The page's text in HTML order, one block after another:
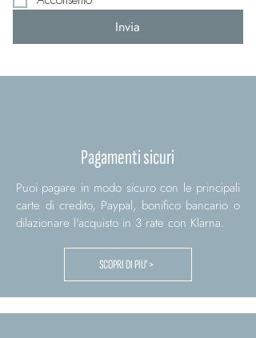
Invia
Pagamenti sicuri
Puoi pagare in modo sicuro con le principali
carte di credito, Paypal, bonifico bancario o
dilazionare l'acquisto in 3 rate con Klarna.
SCOPRI DI PIU' >